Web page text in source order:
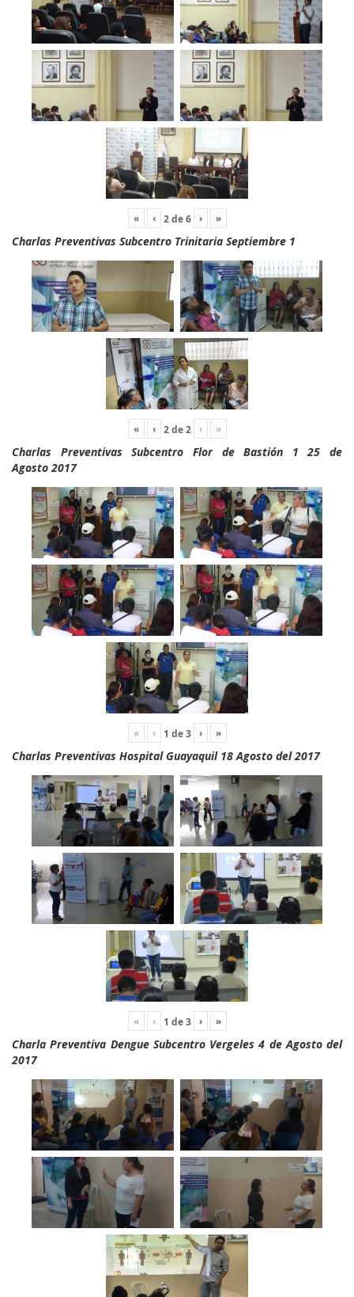
« ‹ 2de6 › »
Charlas Preventivas Subcentro Trinitaria Septiembre 1
« ‹ 2de2 › »
Charlas Preventivas Subcentro Flor de Bastión 1 25 de
Agosto 2017
« ‹ 1 de3 › »
Charlas Preventivas Hospital Guayaquil 18 Agosto del 2017
« ‹ 1 de3 › »
Charla Preventiva Dengue Subcentro Vergeles 4 de Agosto del
2017